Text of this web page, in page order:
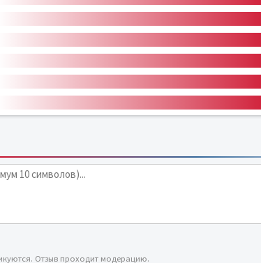
Отзыв проходит модерацию.